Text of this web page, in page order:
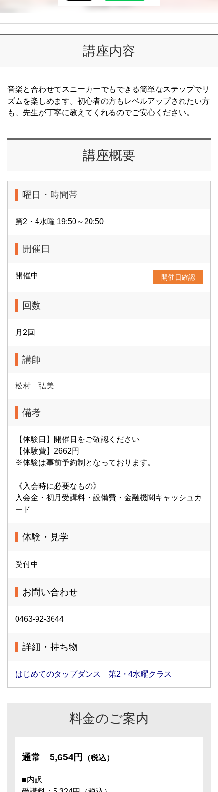
講座内容
音楽と合わせてスニーカーでもできる簡単なステップでリ
ズムを楽しめます。初心者の方もレベルアップされたい方
も、先生が丁寧に教えてくれるのでご安心ください。
講座概要
曜日・時間帯
第2・4水曜 19:50～20:50
開催日
開催中 開催日確認
回数
月2回
講師
松村 弘美
備考
【体験日】開催日をご確認ください
【体験費】2662円
※体験は事前予約制となっております。
《入会時に必要なもの》
入会金・初月受講料・設備費・金融機関キャッシュカ
ード
体験・見学
受付中
お問い合わせ
0463-92-3644
詳細・持ち物
はじめてのタップダンス 第2・4水曜クラス
料金のご案内
通常 5,654円 （税込）
■内訳